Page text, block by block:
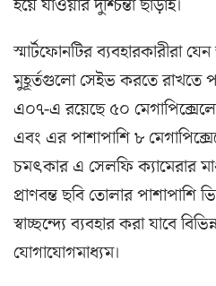
হয়ে যাওয়ার দুশ্চিন্তা ছাড়াই।
স্মার্টফোনটির ব্যবহারকারীরা
মুহূর্তগুলো সেইভ করতে রাখতে
এ০৭-এ রয়েছে ৫০
এবং এর পাশাপাশি ৮
চমৎকার এ সেলফি ক্যামেরার
প্রাণবন্ত ছবি তোলার
স্বাচ্ছন্দ্যে ব্যবহার করা যাবে
যোগাযোগমাধ্যম।